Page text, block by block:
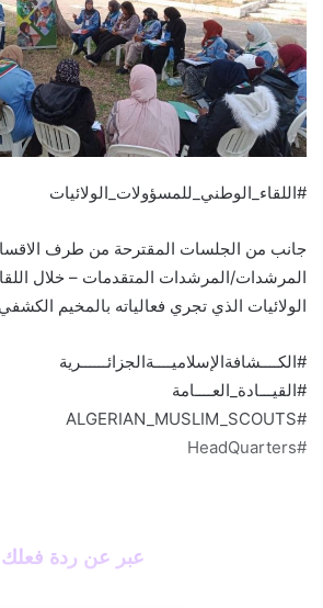
ك
ت
ر
و
ن
ي
#اللقاء_الوطني_للمسؤولات_الولائيات
جانب من الجلسات المقترحة من طرف
المرشدات/المرشدات المتقدمات – خلال
الولائيات الذي تجري فعالياته بالمخيم
#الكــــشافةالإسلاميــــةالجزائــــــرية
#القيـــادة_العــــامة
#ALGERIAN_MUSLIM_SCOUTS
#HeadQuarters
عبر عن ردة فعلك